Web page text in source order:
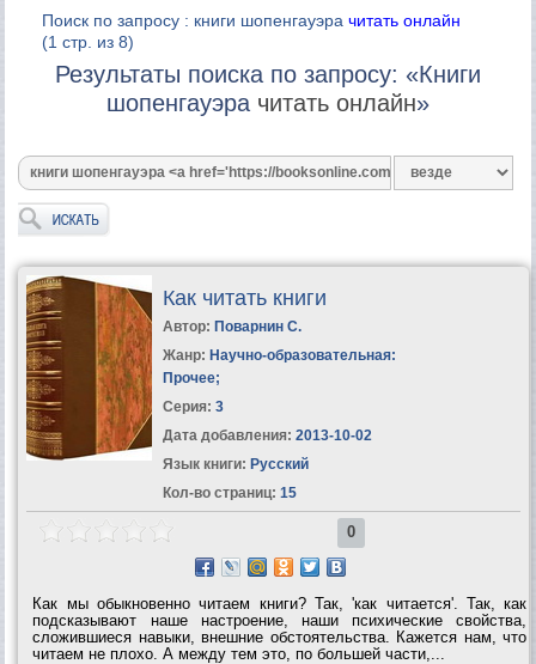
Поиск по запросу : книги шопенгауэрачитать онлайн
(1 стр. из 8)
Результаты поиска по запросу: «Книги
шопенгауэра читать онлайн»
Как читать книги
Автор: Поварнин С.
Жанр: Научно-образовательная:
Прочее;
Серия: 3
Дата добавления: 2013-10-02
Язык книги: Русский
Кол-во страниц: 15
0
Как мы обыкновенно читаем книги? Так, 'как читается'. Так, как
подсказывают наше настроение, наши психические свойства,
сложившиеся навыки, внешние обстоятельства. Кажется нам, что
читаем не плохо. А между тем это, по большей части,...